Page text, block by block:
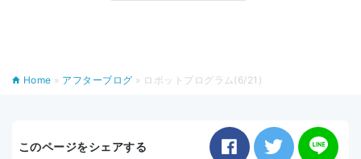
Home » アフターブログ » ロボットプログラム(6/21)
このページをシェアする